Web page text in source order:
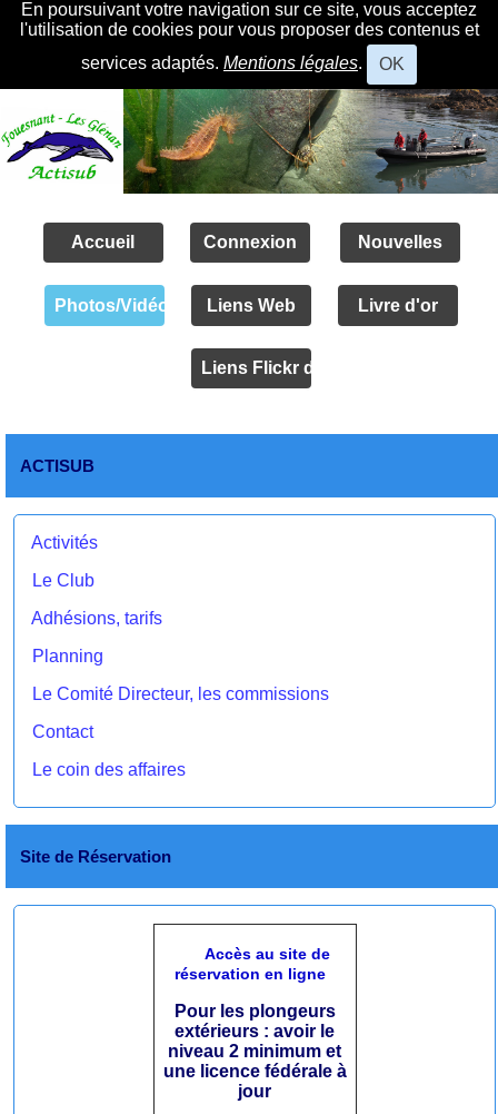
En poursuivant votre navigation sur ce site, vous acceptez
l'utilisation de cookies pour vous proposer des contenus et
services adaptés. Mentions légales. OK
Accueil Connexion Nouvelles
Photos/Vidéos Liens Web Livre d'or
Liens Flickr des amis
ACTISUB
Activités
Le Club
Adhésions, tarifs
Planning
Le Comité Directeur, les commissions
Contact
Le coin des affaires
Site de Réservation
Accès au site de
réservation en ligne
Pour les plongeurs
extérieurs : avoir le
niveau 2 minimum et
une licence fédérale à
jour